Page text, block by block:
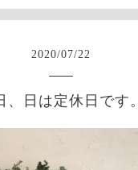
2020/07/22
、日は定休日です。